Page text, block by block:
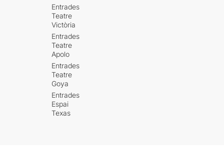
Entrades
Teatre
Victòria
Entrades
Teatre
Apolo
Entrades
Teatre
Goya
Entrades
Espai
Texas